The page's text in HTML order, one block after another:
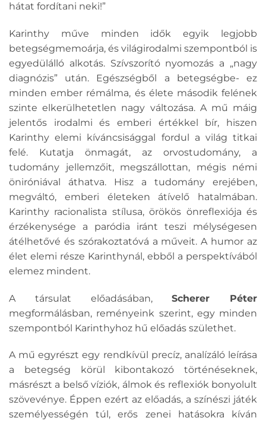
hátat fordítani neki!”
Karinthy műve minden idők egyik legjobb
betegségmemoárja, és világirodalmi szempontból is
egyedülálló alkotás. Szívszorító nyomozás a „nagy
diagnózis” után. Egészségből a betegségbe- ez
minden ember rémálma, és élete második felének
szinte elkerülhetetlen nagy változása. A mű máig
jelentős irodalmi és emberi értékkel bír, hiszen
Karinthy elemi kíváncsisággal fordul a világ titkai
felé. Kutatja önmagát, az orvostudomány, a
tudomány jellemzőit, megszállottan, mégis némi
öniróniával áthatva. Hisz a tudomány erejében,
megváltó, emberi életeken átívelő hatalmában.
Karinthy racionalista stílusa, örökös önreflexiója és
érzékenysége a paródia iránt teszi mélységesen
átélhetővé és szórakoztatóvá a műveit. A humor az
élet elemi része Karinthynál, ebből a perspektívából
elemez mindent.
A társulat előadásában,Scherer Péter
megformálásban, reményeink szerint, egy minden
szempontból Karinthyhoz hű előadás születhet.
A mű egyrészt egy rendkívül precíz, analízáló leírása
a betegség körül kibontakozó történéseknek,
másrészt a belső víziók, álmok és reflexiók bonyolult
szövevénye. Éppen ezért az előadás, a színészi játék
személyességén túl, erős zenei hatásokra kíván